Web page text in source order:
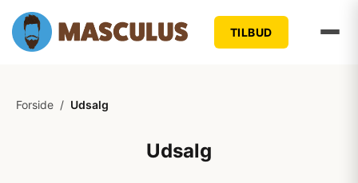
TILBUD
Forside / Udsalg
Udsalg